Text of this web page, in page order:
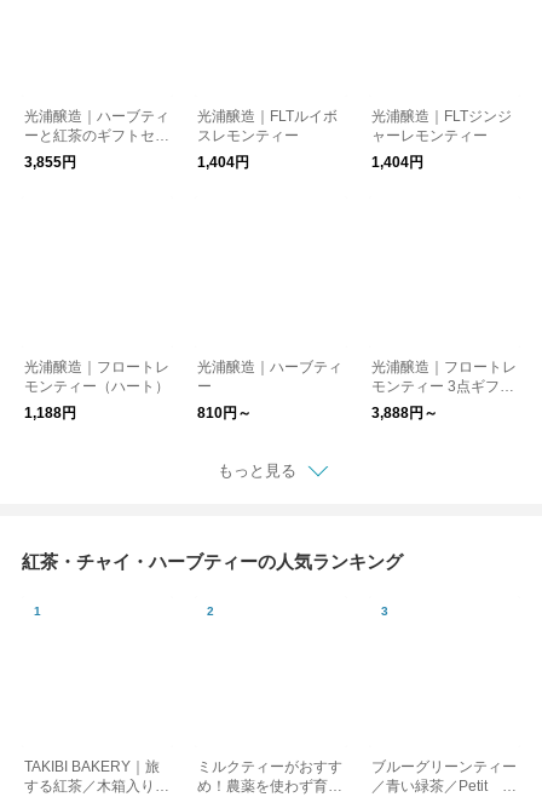
光浦醸造｜ハーブティ
ーと紅茶のギフトセッ
ト ＜BOX入り＞
3,855円
光浦醸造｜FLTルイボ
スレモンティー
1,404円
光浦醸造｜FLTジンジ
ャーレモンティー
1,404円
光浦醸造｜フロートレ
モンティー（ハート）
1,188円
光浦醸造｜ハーブティ
ー
810円～
光浦醸造｜フロートレ
モンティー 3点ギフト
セット ＜BOX入り＞
3,888円～
もっと見る
紅茶・チャイ・ハーブティーの人気ランキング
TAKIBI BAKERY｜旅
する紅茶／木箱入り
ミルクティーがおすす
め！農薬を使わず育て
ブルーグリーンティー
／青い緑茶／Petit P